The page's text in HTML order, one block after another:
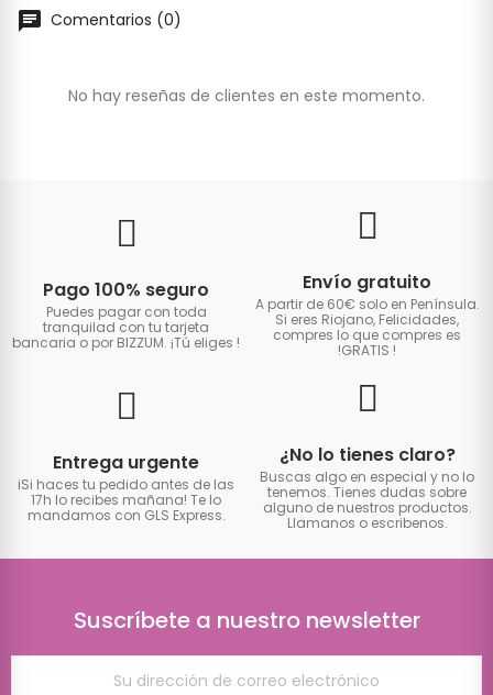
Comentarios (0)
No hay reseñas de clientes en este momento.
Pago 100% seguro
Puedes pagar con toda
tranquilad con tu tarjeta
bancaria o por BIZZUM. ¡Tú eliges !
Envío gratuito
A partir de 60€ solo en Península.
Si eres Riojano, Felicidades,
compres lo que compres es
!GRATIS !
Entrega urgente
iSi haces tu pedido antes de las
17h lo recibes mañana! Te lo
mandamos con GLS Express.
¿No lo tienes claro?
Buscas algo en especial y no lo
tenemos. Tienes dudas sobre
alguno de nuestros productos.
Llamanos o escribenos.
Suscríbete a nuestro newsletter